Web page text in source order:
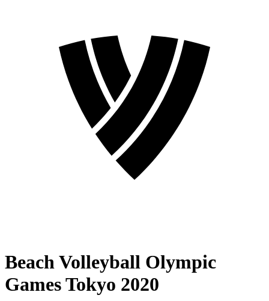
Beach Volleyball Olympic
Games Tokyo 2020